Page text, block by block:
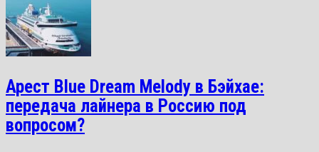
Арест Blue Dream Melody в Бэйхае:
передача лайнера в Россию под
вопросом?